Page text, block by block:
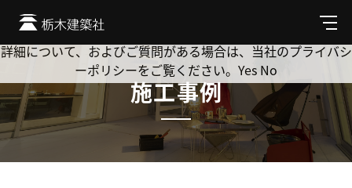
メ
ニ
ュ
施工事例
Cookie を使用して、お客様の活動を追跡してもよろしいです
か? 当社ではお客様のプライバシーを極めて重視しています。
詳細について、およびご質問がある場合は、当社のプライバシ
ーポリシーをご覧ください。 Yes No